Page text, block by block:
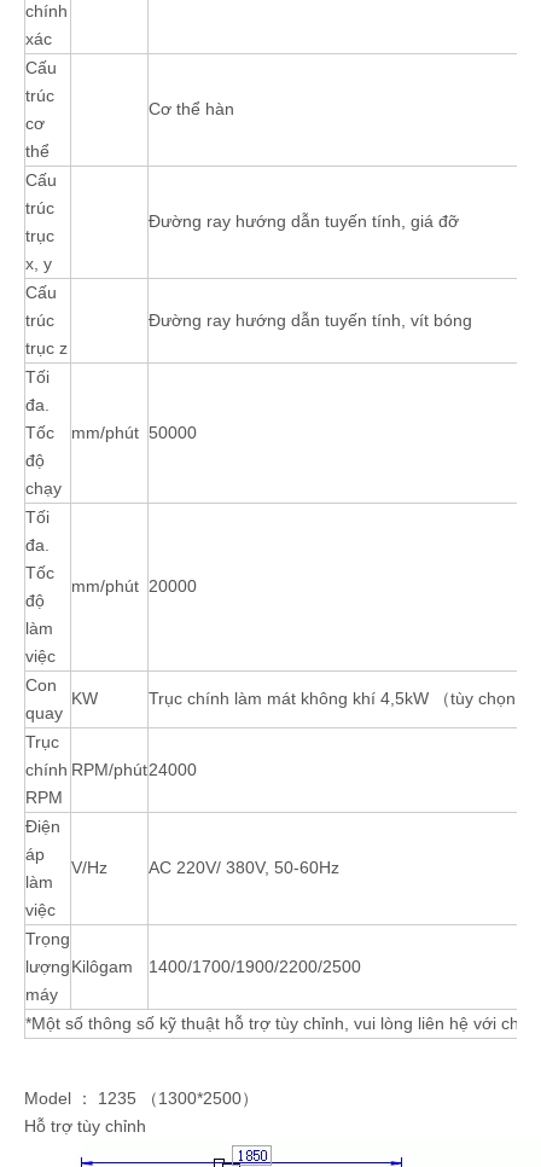
chính
xác
Cấu
trúc
cơ
thể
Cơ thể hàn
Cấu
trúc
trục
x, y
Đường ray hướng dẫn tuyến tính, giá đỡ
Cấu
trúc
trục z
Đường ray hướng dẫn tuyến tính, vít bóng
Tối
đa.
Tốc
độ
chạy
mm/phút 50000
Tối
đa.
Tốc
độ
làm
việc
mm/phút 20000
Con
quay
KW Trục chính làm mát không khí 4,5kW （tùy chọn）
Trục
chính
RPM
RPM/phút24000
Điện
áp
làm
việc
V/Hz AC 220V/ 380V, 50-60Hz
Trọng
lượng
máy
Kilôgam 1400/1700/1900/2200/2500
*Một số thông số kỹ thuật hỗ trợ tùy chỉnh, vui lòng liên hệ với
Model ： 1235 （1300*2500）
Hỗ trợ tùy chỉnh